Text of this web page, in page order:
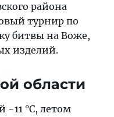
района
турнир по
битвы на Воже,
изделий.
области
−11 °C, летом